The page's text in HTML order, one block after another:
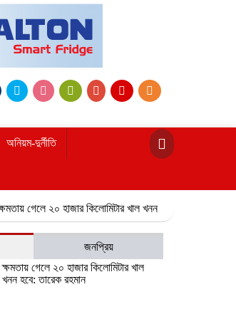
অনিয়ম-দুর্নীতি
গেলে ২০ হাজার কিলোমিটার খাল খনন হবে: তারেক রহমান
জনপ্রিয়
ক্ষমতায় গেলে ২০ হাজার কিলোমিটার খাল
খনন হবে: তারেক রহমান